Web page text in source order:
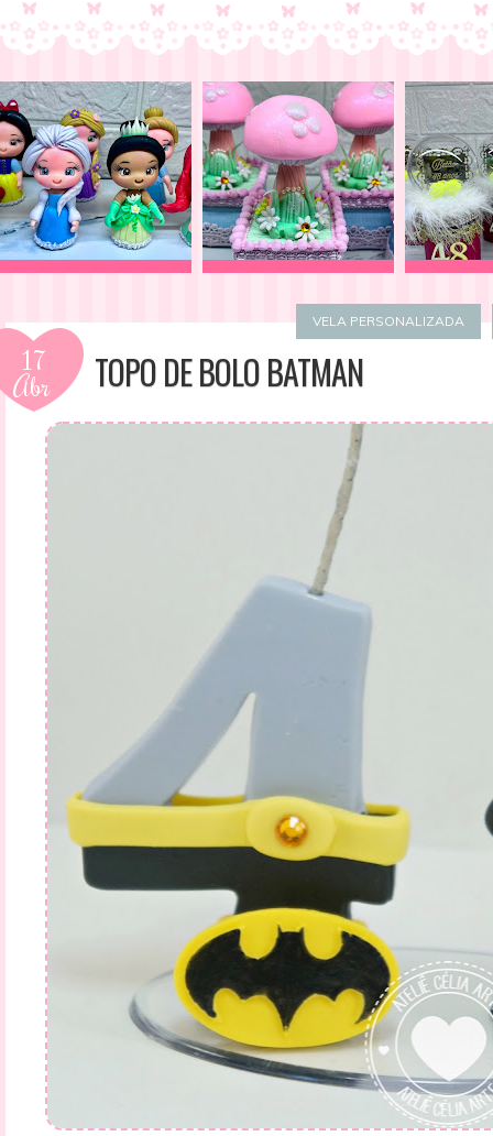
VELA PERSONALIZADA
17
Abr TOPO DE BOLO BATMAN